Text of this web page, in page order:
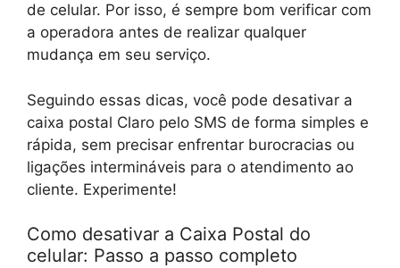
de celular. Por isso, é sempre bom verificar com
a operadora antes de realizar qualquer
mudança em seu serviço.
Seguindo essas dicas, você pode desativar a
caixa postal Claro pelo SMS de forma simples e
rápida, sem precisar enfrentar burocracias ou
ligações intermináveis para o atendimento ao
cliente. Experimente!
Como desativar a Caixa Postal do
celular: Passo a passo completo